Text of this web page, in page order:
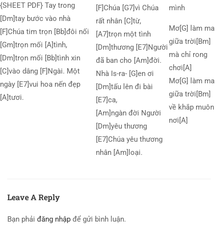
{SHEET PDF} Tay trong
[Dm]tay bước vào nhà
[F]Chúa tim trọn [Bb]đôi nối
[Gm]trọn mối [A]tình,
[Dm]trọn mối [Bb]tình xin
[C]vào dâng [F]Ngài. Một
ngày [E7]vui hoa nến đẹp
[A]tươi.
[F]Chúa [G7]vì Chúa
rất nhân [C]từ,
[A7]trọn một tình
[Dm]thương [E7]Người
đã ban cho [Am]đời.
Nhà Is-ra- [G]en ơi
[Dm]tấu lên đi bài
[E7]ca,
[Am]ngàn đời Người
[Dm]yêu thương
[E7]Chúa yêu thương
nhân [Am]loại.
mình
Mơ[G] làm ma
giữa trời[Bm]
mà chỉ rong
chơi[A]
Mơ[G] làm ma
giữa trời[Bm]
về khắp muôn
nơi[A]
Leave A Reply
Bạn phải đăng nhập để gửi bình luận.